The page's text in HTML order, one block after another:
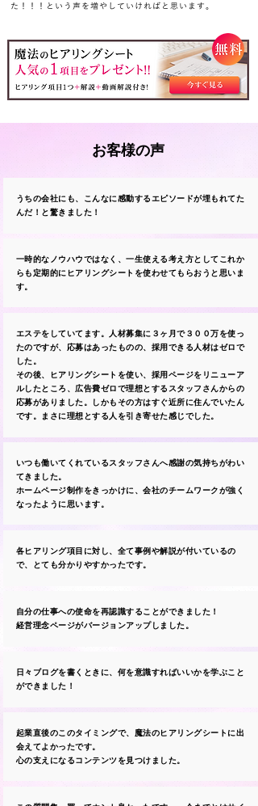
た！！！という声を増やしていければと思います。
お客様の声
うちの会社にも、こんなに感動するエピソードが埋もれてた
んだ！と驚きました！
一時的なノウハウではなく、一生使える考え方としてこれか
らも定期的にヒアリングシートを使わせてもらおうと思いま
す。
エステをしていてます。人材募集に３ヶ月で３００万を使っ
たのですが、応募はあったものの、採用できる人材はゼロで
した。
その後、ヒアリングシートを使い、採用ページをリニューア
ルしたところ、広告費ゼロで理想とするスタッフさんからの
応募がありました。しかもその方はすぐ近所に住んでいたん
です。まさに理想とする人を引き寄せた感じでした。
いつも働いてくれているスタッフさんへ感謝の気持ちがわい
てきました。
​ホームページ制作をきっかけに、会社のチームワークが強く
なったように思います。
各ヒアリング項目に対し、全て事例や解説が付いているの
で、とても分かりやすかったです。
自分の仕事への使命を再認識することができました！
​経営理念ページがバージョンアップしました。
日々ブログを書くときに、何を意識すればいいかを学ぶこと
ができました！
起業直後のこのタイミングで、魔法のヒアリングシートに出
会えてよかったです。
心の支えになるコンテンツを見つけました。